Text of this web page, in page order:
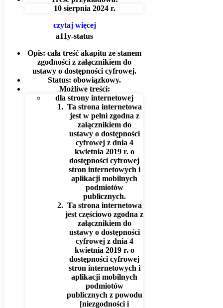
10 sierpnia 2024 r.
czytaj więcej
a11y-status
Opis: cała treść akapitu ze stanem
zgodności z załącznikiem do
ustawy o dostępności cyfrowej.
Status: obowiązkowy.
Możliwe treści:
dla strony internetowej
Ta strona internetowa
jest w pełni zgodna z
załącznikiem do
ustawy o dostępności
cyfrowej z dnia 4
kwietnia 2019 r. o
dostępności cyfrowej
stron internetowych i
aplikacji mobilnych
podmiotów
publicznych.
Ta strona internetowa
jest częściowo zgodna z
załącznikiem do
ustawy o dostępności
cyfrowej z dnia 4
kwietnia 2019 r. o
dostępności cyfrowej
stron internetowych i
aplikacji mobilnych
podmiotów
publicznych z powodu
[niezgodności i